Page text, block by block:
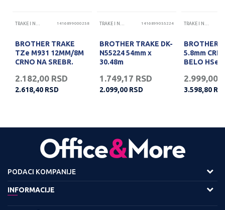
1416899000258
BROTHER TRAKE
TZe M931 12MM/8M
CRNO NA SREBR.
2.182,00 RSD
2.618,40 RSD
1416899055224
BROTHER TRAKE DK-
N55224 54mm x
30.48m
1.749,17 RSD
2.099,00 RSD
BROTHER
5.8mm
BELO HSe-
2.999,00
3.598,80
PODACI KOMPANIJE
Adresa :
INFORMACIJE